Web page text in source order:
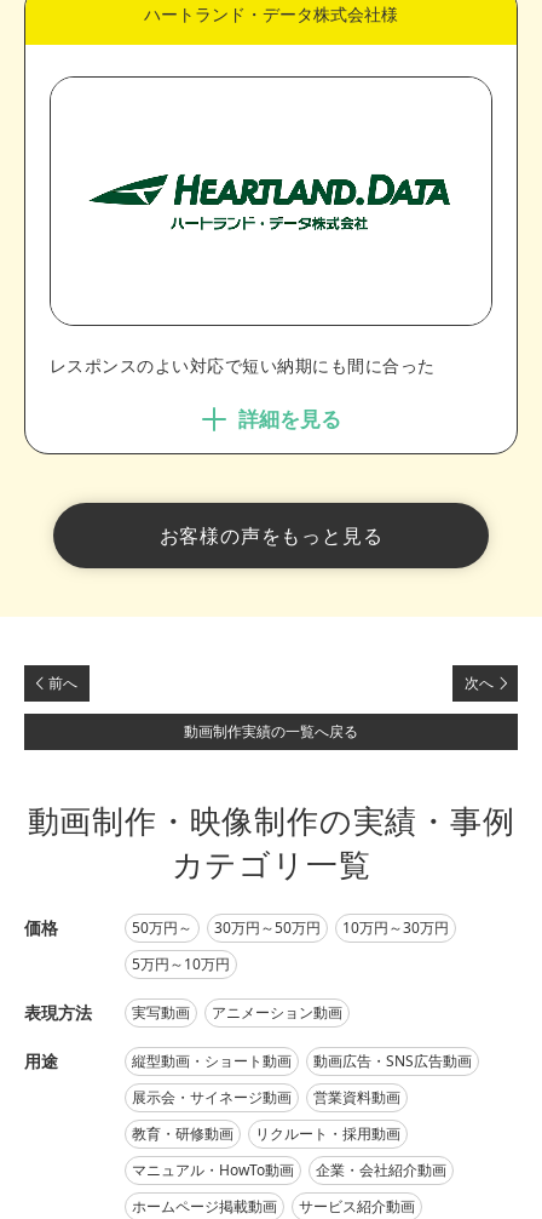
ハートランド・データ株式会社様
レスポンスのよい対応で短い納期にも間に合った
詳細を見る
お客様の声をもっと見る
前へ 次へ
動画制作実績の一覧へ戻る
動画制作・映像制作の実績・事例
カテゴリ一覧
価格 50万円～ 30万円～50万円
10万円～30万円
5万円～10万円
表現方法 実写動画 アニメーション動画
用途 縦型動画・ショート動画
動画広告・SNS広告動画
展示会・サイネージ動画
営業資料動画
教育・研修動画
リクルート・採用動画
マニュアル・HowTo動画
企業・会社紹介動画
ホームページ掲載動画
サービス紹介動画